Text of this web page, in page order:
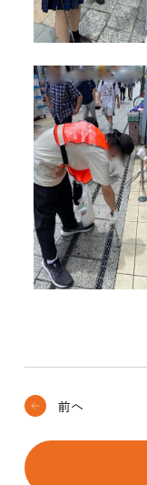
前へ